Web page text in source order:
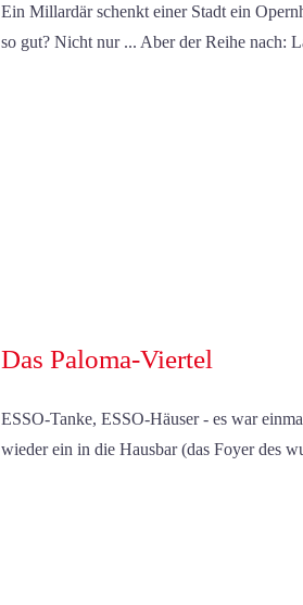
Ein Millardär schenkt einer Stadt ein
so gut? Nicht nur ... Aber der Reihe nach:
Das Paloma-Viertel
ESSO-Tanke, ESSO-Häuser - es war
wieder ein in die Hausbar (das Foyer des